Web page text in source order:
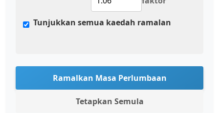
Tunjukkan semua kaedah ramalan
Ramalkan Masa Perlumbaan
Tetapkan Semula